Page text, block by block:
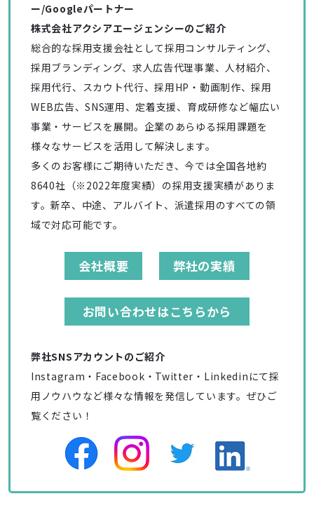
ー/Googleパートナー
株式会社アクシアエージェンシーのご紹介
総合的な採用支援会社として採用コンサルティング、
採用ブランディング、求人広告代理事業、人材紹介、
採用代行、スカウト代行、採用HP・動画制作、採用
WEB広告、SNS運用、定着支援、育成研修など幅広い
事業・サービスを展開。企業のあらゆる採用課題を
様々なサービスを活用して解決します。
多くのお客様にご期待いただき、今では全国各地約
8640社（※2022年度実績）の採用支援実績がありま
す。新卒、中途、アルバイト、派遣採用のすべての領
域で対応可能です。
会社概要 弊社の実績
お問い合わせはこちらから
弊社SNSアカウントのご紹介
Instagram・Facebook・Twitter・Linkedinにて採
用ノウハウなど様々な情報を発信しています。ぜひご
覧ください！